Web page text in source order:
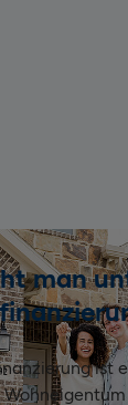
man
ist